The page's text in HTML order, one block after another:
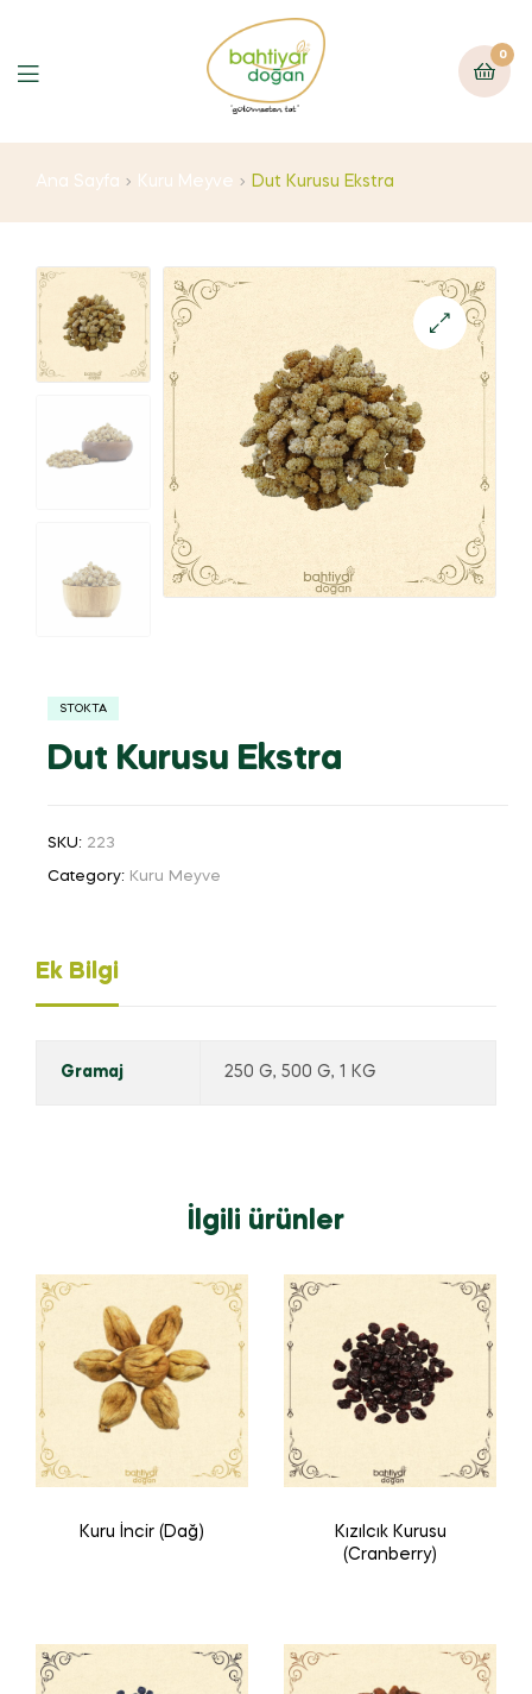
0
Ana Sayfa Kuru Meyve Dut Kurusu Ekstra
STOKTA
Dut Kurusu Ekstra
SKU: 223
Category: Kuru Meyve
Ek Bilgi
Gramaj 250 G, 500 G, 1 KG
İlgili ürünler
Kuru İncir (Dağ)
Kızılcık Kurusu
(Cranberry)